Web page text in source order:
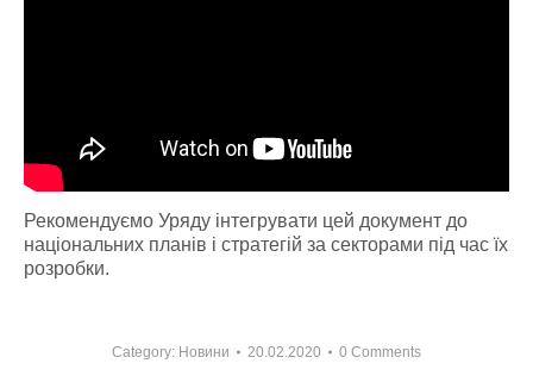
Рекомендуємо Уряду інтегрувати цей документ до
національних планів і стратегій за секторами під час їх
розробки.
Category: Новини 20.02.2020 0 Comments